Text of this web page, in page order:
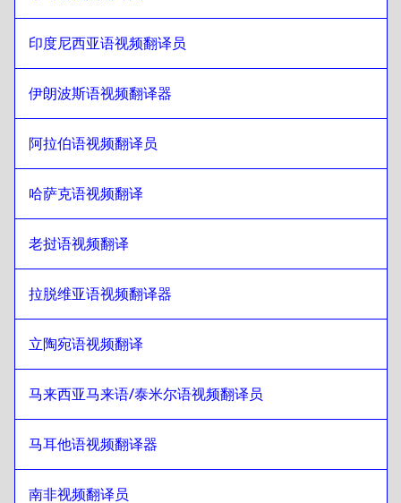
伊朗波斯语至希伯来语
希伯来语至
伊拉克阿拉伯语至希伯来语
希伯来语至葡萄牙语
希伯来语至哈萨克语
哈萨克语至希伯来语
希伯来语至老挝语
老挝语至希伯来语
希伯来语至拉脱维亚语
拉脱维亚语至希伯来语
立陶宛语至希伯来语
希伯来语至马来语/泰米尔语
印度尼西亚语视频翻译员
伊朗波斯语视频翻译器
阿拉伯语视频翻译员
哈萨克语视频翻译
老挝语视频翻译
拉脱维亚语视频翻译器
立陶宛语视频翻译
马来西亚马来语/泰米尔语视频翻译员
马耳他语视频翻译器
南非视频翻译员